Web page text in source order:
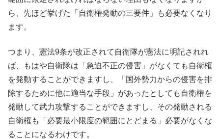
ら、先ほど挙げた「自衛権発動の三要件」も必要なくなり
ます。
つまり、憲法9条が改正されて自衛隊が憲法に明記されれ
ば、もはや自衛隊は「急迫不正の侵害」がなくても自衛権
を発動することができますし、「国外勢力からの侵害を排
除するために他に適当な手段」があったとしても自衛権を
発動して武力攻撃することができますし、その発動される
自衛権も「必要最小限度の範囲にとどまる」必要がなくな
ることになるわけです。